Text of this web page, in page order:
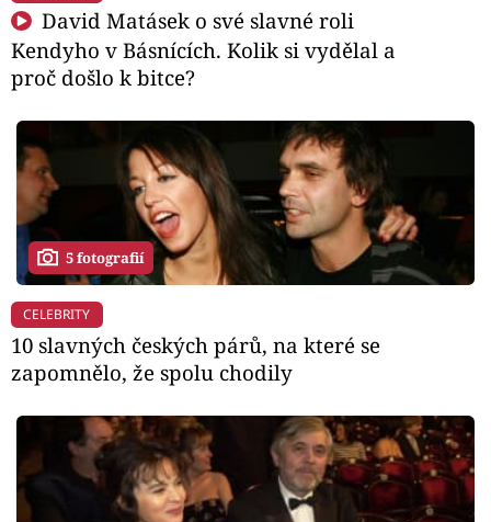
David Matásek o své slavné roli
Kendyho v Básnících. Kolik si vydělal a
proč došlo k bitce?
5 fotografií
CELEBRITY
10 slavných českých párů, na které se
zapomnělo, že spolu chodily